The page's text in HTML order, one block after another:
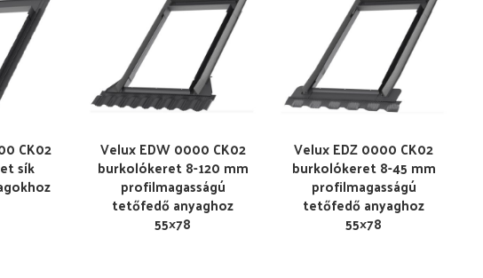
CK02
sík
Velux EDW 0000 CK02
burkolókeret 8-120 mm
profilmagasságú
tetőfedő anyaghoz
55×78
Velux EDZ 0000 CK02
burkolókeret 8-45 mm
profilmagasságú
tetőfedő anyaghoz
55×78